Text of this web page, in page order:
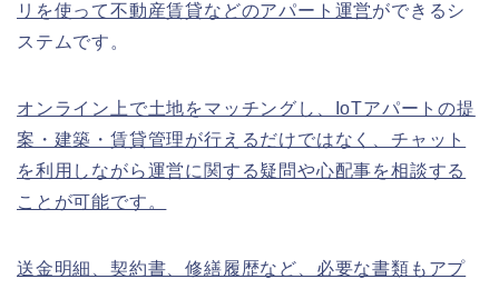
リを使って不動産賃貸などのアパート運営ができるシ
ステムです。
オンライン上で土地をマッチングし、IoTアパートの提
案・建築・賃貸管理が行えるだけではなく、チャット
を利用しながら運営に関する疑問や心配事を相談する
ことが可能です。
送金明細、契約書、修繕履歴など、必要な書類もアプ